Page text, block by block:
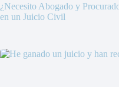
¿Necesito Abogado y
en un Juicio Civil